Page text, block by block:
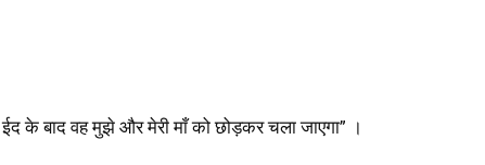
ईद के बाद वह मुझे और मेरी माँ को छोड़कर चला जाएगा” ।